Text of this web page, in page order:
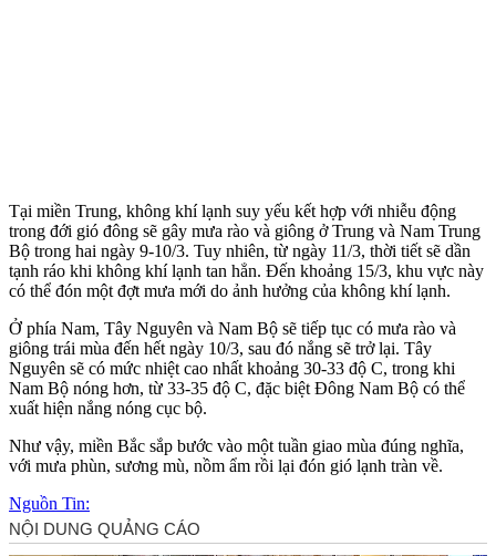
Tại miền Trung, không khí lạnh suy yếu kết hợp với nhiễu động
trong đới gió đông sẽ gây mưa rào và giông ở Trung và Nam Trung
Bộ trong hai ngày 9-10/3. Tuy nhiên, từ ngày 11/3, thời tiết sẽ dần
tạnh ráo khi không khí lạnh tan hẳn. Đến khoảng 15/3, khu vực này
có thể đón một đợt mưa mới do ảnh hưởng của không khí lạnh.
Ở phía Nam, Tây Nguyên và Nam Bộ sẽ tiếp tục có mưa rào và
giông trái mùa đến hết ngày 10/3, sau đó nắng sẽ trở lại. Tây
Nguyên sẽ có mức nhiệt cao nhất khoảng 30-33 độ C, trong khi
Nam Bộ nóng hơn, từ 33-35 độ C, đặc biệt Đông Nam Bộ có thể
xuất hiện nắng nóng cục bộ.
Như vậy, miền Bắc sắp bước vào một tuần giao mùa đúng nghĩa,
với mưa phùn, sương mù, nồm ẩm rồi lại đón gió lạnh tràn về.
Nguồn Tin: